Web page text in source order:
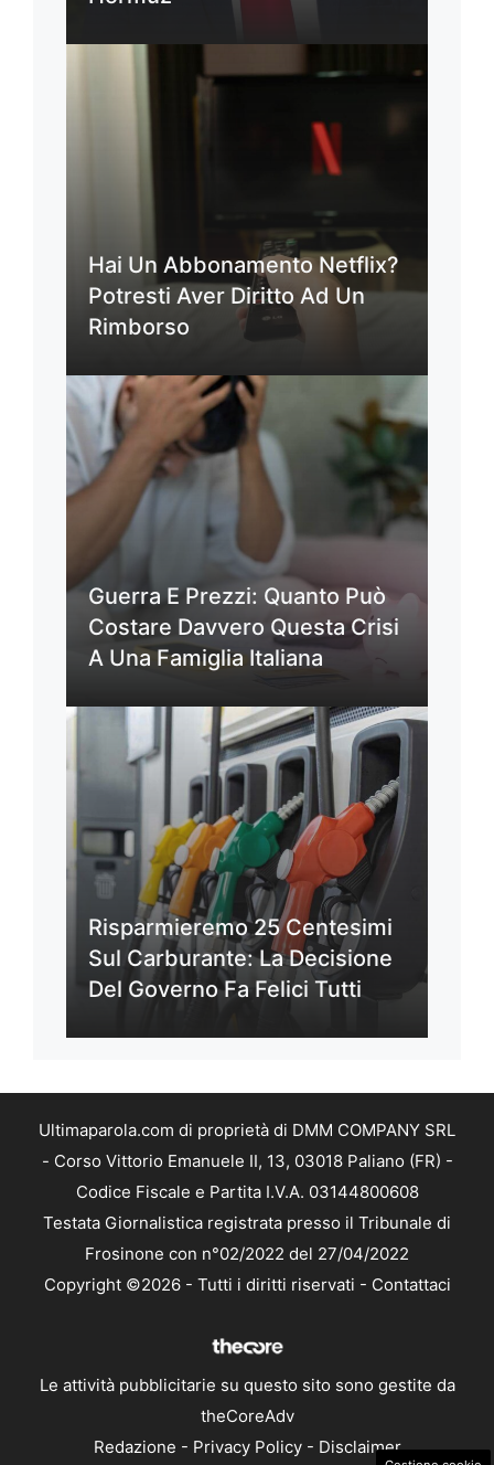
Hai Un Abbonamento Netflix?
Potresti Aver Diritto Ad Un
Rimborso
Guerra E Prezzi: Quanto Può
Costare Davvero Questa Crisi
A Una Famiglia Italiana
Risparmieremo 25 Centesimi
Sul Carburante: La Decisione
Del Governo Fa Felici Tutti
Ultimaparola.com di proprietà di DMM COMPANY SRL
- Corso Vittorio Emanuele II, 13, 03018 Paliano (FR) -
Codice Fiscale e Partita I.V.A. 03144800608
Testata Giornalistica registrata presso il Tribunale di
Frosinone con n°02/2022 del 27/04/2022
Copyright ©2026 - Tutti i diritti riservati - Contattaci
Le attività pubblicitarie su questo sito sono gestite da
theCoreAdv
Redazione - Privacy Policy- Disclaimer